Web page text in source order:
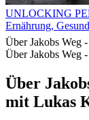
UNLOCKING
Ernährung,
Über Jakobs Weg
Über Jakobs Weg
Über
mit Lukas